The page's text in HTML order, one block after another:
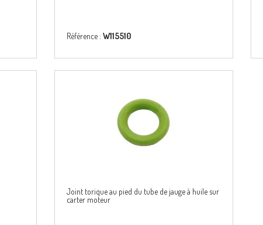
Référence : W115510
Joint torique au pied du tube de jauge à huile sur
carter moteur